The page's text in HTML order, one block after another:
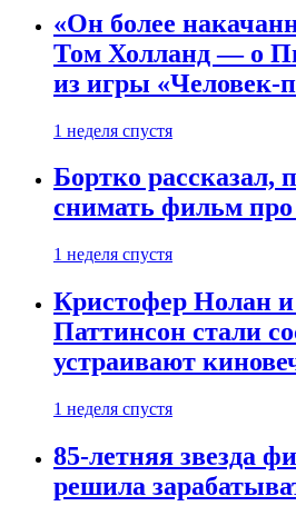
«Он более
Том Холланд — о
из игры «Человек-
1 неделя спустя
Бортко рассказал,
снимать фильм
1 неделя спустя
Кристофер Нолан и
Паттинсон стали
устраивают
1 неделя спустя
85-летняя звезда
решила